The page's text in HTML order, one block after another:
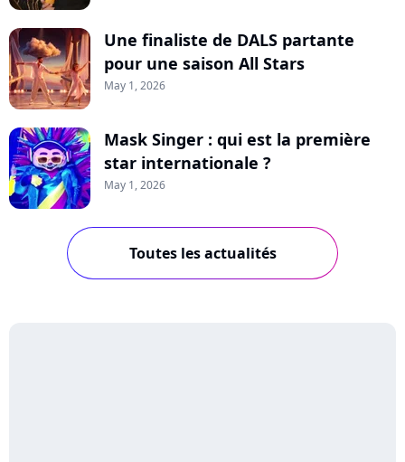
Une finaliste de DALS partante
pour une saison All Stars
May 1, 2026
Mask Singer : qui est la première
star internationale ?
May 1, 2026
Toutes les actualités